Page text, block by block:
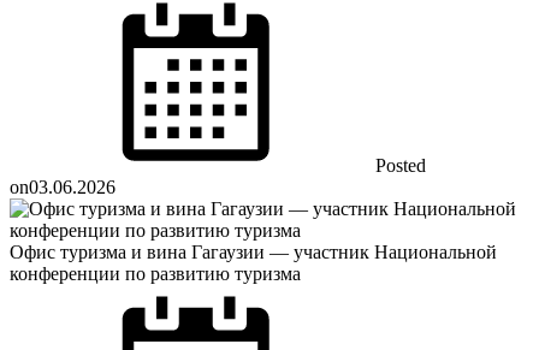
Posted
on03.06.2026
Офис туризма и вина Гагаузии — участник Национальной
конференции по развитию туризма